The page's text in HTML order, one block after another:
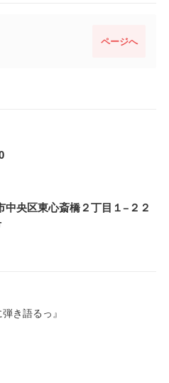
ページへ
中央区東心斎橋２丁目１−２２
き語るっ』